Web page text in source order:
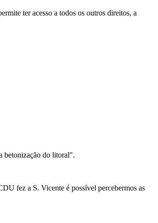
ter acesso a todos os outros direitos, a
betonização do litoral".
fez a S. Vicente é possível percebermos as